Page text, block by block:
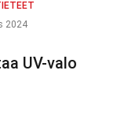
2024
UV-valo